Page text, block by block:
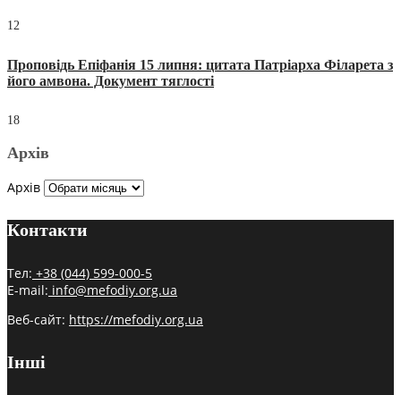
12
Проповідь Епіфанія 15 липня: цитата Патріарха Філарета з
його амвона. Документ тяглості
18
Архів
Архів
Контакти
Тел: +38 (044) 599-000-5
E-mail: info@mefodiy.org.ua
Веб-сайт: https://mefodiy.org.ua
Інші